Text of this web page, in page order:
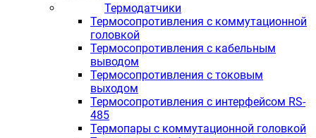
Термодатчики
Термосопротивления с коммутационной
головкой
Термосопротивления с кабельным
выводом
Термосопротивления с токовым
выходом
Термосопротивления с интерфейсом RS-
485
Термопары с коммутационной головкой